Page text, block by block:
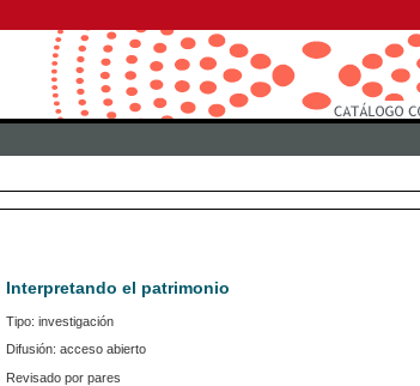
Interpretando el patrimonio
Tipo: investigación
Difusión: acceso abierto
Revisado por pares